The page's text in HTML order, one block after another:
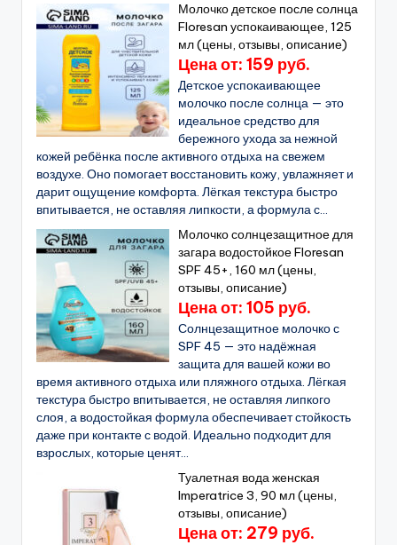
Молочко детское после солнца
Floresan успокаивающее, 125
мл (цены, отзывы, описание)
Цена от: 159 руб.
Детское успокаивающее
молочко после солнца — это
идеальное средство для
бережного ухода за нежной
кожей ребёнка после активного отдыха на свежем
воздухе. Оно помогает восстановить кожу, увлажняет и
дарит ощущение комфорта. Лёгкая текстура быстро
впитывается, не оставляя липкости, а формула с...
Молочко солнцезащитное для
загара водостойкое Floresan
SPF 45+, 160 мл (цены,
отзывы, описание)
Цена от: 105 руб.
Солнцезащитное молочко с
SPF 45 — это надёжная
защита для вашей кожи во
время активного отдыха или пляжного отдыха. Лёгкая
текстура быстро впитывается, не оставляя липкого
слоя, а водостойкая формула обеспечивает стойкость
даже при контакте с водой. Идеально подходит для
взрослых, которые ценят...
Туалетная вода женская
Imperatrice 3, 90 мл (цены,
отзывы, описание)
Цена от: 279 руб.